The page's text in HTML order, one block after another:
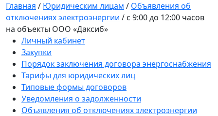
Главная / Юридическим лицам / Объявления об
отключениях электроэнергии / с 9:00 до 12:00 часов
на объекты ООО «Даксиб»
Личный кабинет
Закупки
Порядок заключения договора энергоснабжения
Тарифы для юридических лиц
Типовые формы договоров
Уведомления о задолженности
Объявления об отключениях электроэнергии